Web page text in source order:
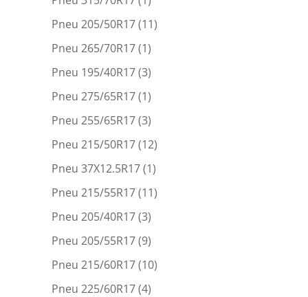
Pneu 205/50R17(11)
Pneu 265/70R17(1)
Pneu 195/40R17(3)
Pneu 275/65R17(1)
Pneu 255/65R17(3)
Pneu 215/50R17(12)
Pneu 37X12.5R17(1)
Pneu 215/55R17(11)
Pneu 205/40R17(3)
Pneu 205/55R17(9)
Pneu 215/60R17(10)
Pneu 225/60R17(4)